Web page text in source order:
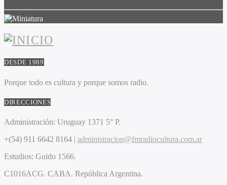
DESDE 1989
Porque todo es cultura y porque somos radio.
DIRECCIONES
Administración: Uruguay 1371 5° P.
+(54) 911 6642 8164 | administracion@fmradiocultura.com.ar
Estudios: Guido 1566.
C1016ACG. CABA. República Argentina.